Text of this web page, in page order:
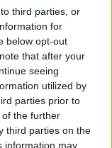
third parties, or
for
below opt-out
that after your
seeing
utilized by
parties prior to
the further
third parties on the
information may